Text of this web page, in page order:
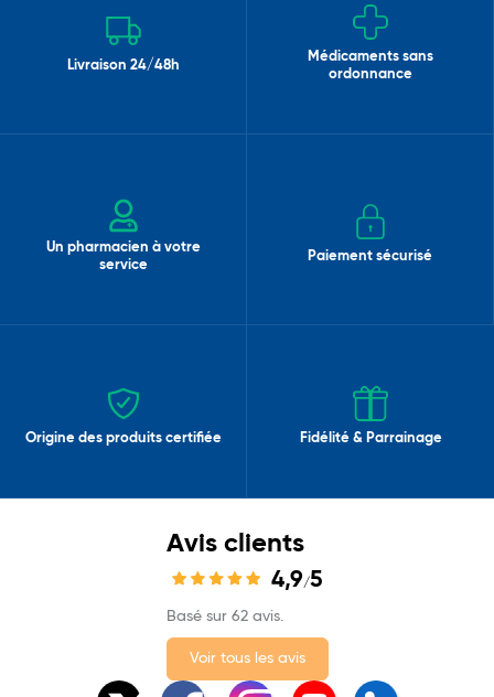
Livraison 24/48h
Médicaments sans
ordonnance
Un pharmacien à votre
service
Paiement sécurisé
Origine des produits certifiée Fidélité & Parrainage
Avis clients
4,9/5
Basé sur 62 avis.
Voir tous les avis